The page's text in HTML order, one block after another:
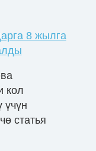
8 жылга
кол
үчүн
статья